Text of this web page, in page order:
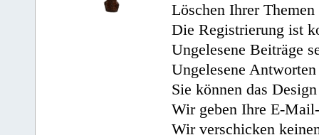
Löschen Ihrer
Die Registrierung ist
Ungelesene Beiträge
Ungelesene
Sie können das
Wir geben Ihre E-
Wir verschicken